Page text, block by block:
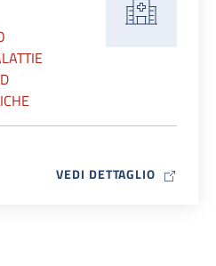
VEDI DETTAGLIO MAP ICON